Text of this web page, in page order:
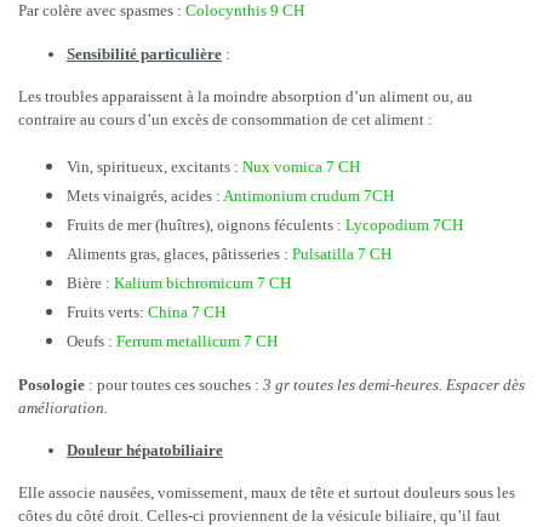
Par colère avec spasmes : Colocynthis 9 CH
Sensibilité particulière :
Les troubles apparaissent à la moindre absorption d’un aliment ou, au
contraire au cours d’un excès de consommation de cet aliment :
Vin, spiritueux, excitants : Nux vomica 7 CH
Mets vinaigrés, acides : Antimonium crudum 7CH
Fruits de mer (huîtres), oignons féculents : Lycopodium 7CH
Aliments gras, glaces, pâtisseries : Pulsatilla 7 CH
Bière : Kalium bichromicum 7 CH
Fruits verts: China 7 CH
Oeufs : Ferrum metallicum 7 CH
Posologie : pour toutes ces souches : 3 gr toutes les demi-heures. Espacer dès
amélioration.
Douleur hépatobiliaire
Elle associe nausées, vomissement, maux de tête et surtout douleurs sous les
côtes du côté droit. Celles-ci proviennent de la vésicule biliaire, qu’il faut